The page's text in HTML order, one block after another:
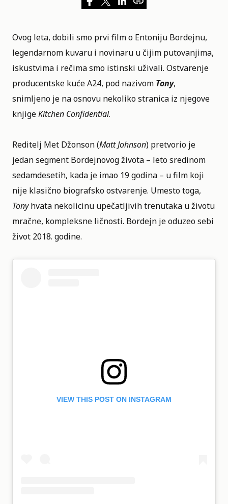
Ovog leta, dobili smo prvi filmo Entoniju Bordejnu,
legendarnom kuvaru i novinaru u čijim putovanjima,
iskustvima i rečima smo istinski uživali. Ostvarenje
producentske kuće A24, pod nazivom Tony,
snimljeno je na osnovu nekoliko stranica iz njegove
knjigeKitchen Confidential.
Reditelj Met Džonson (Matt Johnson) pretvorio je
jedan segment Bordejnovog života – leto sredinom
sedamdesetih, kada je imao 19 godina – u film koji
nije klasično biografsko ostvarenje. Umesto toga,
Tonyhvata nekolicinu upečatljivih trenutaka u životu
mračne, kompleksne ličnosti. Bordejn je oduzeo sebi
život 2018. godine.
VIEW THIS POST ON INSTAGRAM